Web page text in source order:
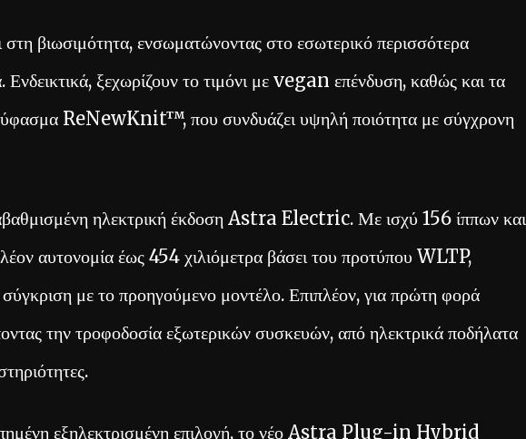
βιωσιμότητα, ενσωματώνοντας στο εσωτερικό περισσότερα
ξεχωρίζουν το τιμόνι με vegan επένδυση, καθώς και τα
ύφασμα ReNewKnit™, που συνδυάζει υψηλή ποιότητα με σύγχρονη
ηλεκτρική έκδοση Astra Electric. Με ισχύ 156 ίππων και
αυτονομία έως 454 χιλιόμετρα βάσει του προτύπου WLTP,
με το προηγούμενο μοντέλο. Επιπλέον, για πρώτη φορά
την τροφοδοσία εξωτερικών συσκευών, από ηλεκτρικά ποδήλατα
εξηλεκτρισμένη επιλογή, το νέο Astra Plug-in Hybrid